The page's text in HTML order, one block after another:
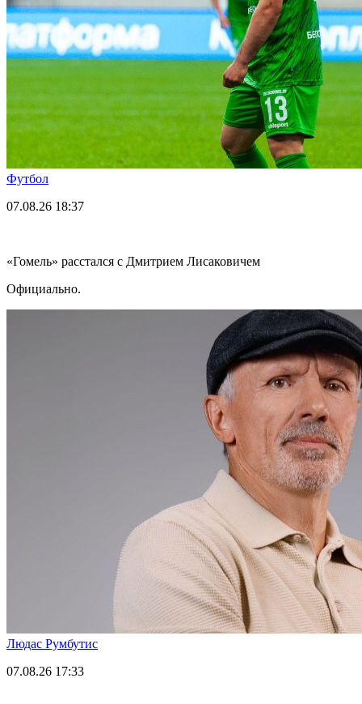
Футбол
07.08.26 18:37
«Гомель» расстался с Дмитрием Лисаковичем
Официально.
Людас Румбутис
07.08.26 17:33